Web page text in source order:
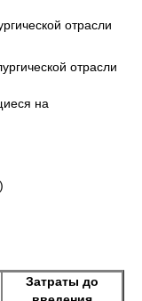
отрасли
отрасли
на
Затраты до